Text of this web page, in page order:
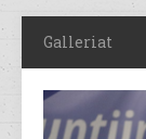
Galleriat